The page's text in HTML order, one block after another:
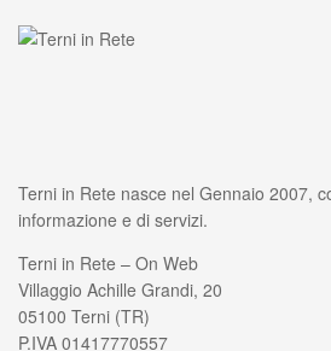
Terni in Rete nasce nel Gennaio 2007,
informazione e di servizi.
Terni in Rete – On Web
Villaggio Achille Grandi, 20
05100 Terni (TR)
P.IVA 01417770557